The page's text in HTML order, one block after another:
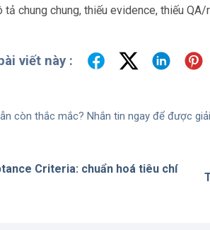
tả chung chung, thiếu evidence, thiếu QA/
viết này :
còn thắc mắc? Nhắn tin ngay để được
Criteria: chuẩn hoá tiêu chí